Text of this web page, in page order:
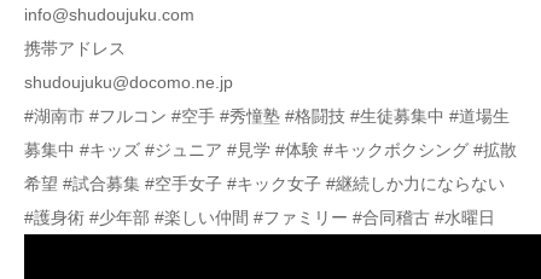
info@shudoujuku.com
携帯アドレス
shudoujuku@docomo.ne.jp
#湖南市 #フルコン #空手 #秀憧塾 #格闘技 #生徒募集中 #道場生
募集中 #キッズ #ジュニア #見学 #体験 #キックボクシング #拡散
希望 #試合募集 #空手女子 #キック女子 #継続しか力にならない
#護身術 #少年部 #楽しい仲間 #ファミリー #合同稽古 #水曜日